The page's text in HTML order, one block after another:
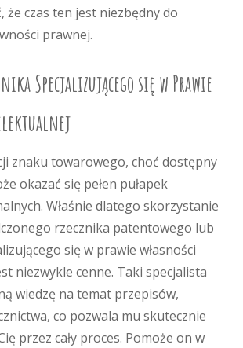
że czas ten jest niezbędny do
prawnej.
Specjalizującego się w Prawie
znaku towarowego, choć dostępny
okazać się pełen pułapek
Właśnie dlatego skorzystanie
rzecznika patentowego lub
się w prawie własności
niezwykle cenne. Taki specjalista
wiedzę na temat przepisów,
co pozwala mu skutecznie
przez cały proces. Pomoże on w